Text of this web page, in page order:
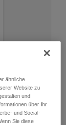
ähnliche
Website zu
und
über Ihr
und Social-
Sie diese